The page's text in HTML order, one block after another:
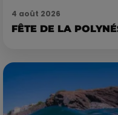
4 août 2026
FÊTE DE LA